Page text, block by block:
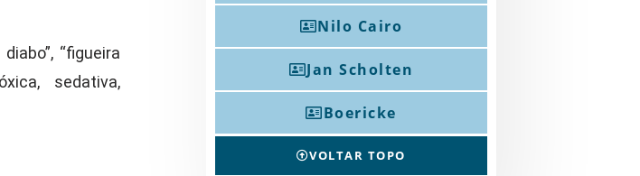
“figueira
sedativa,
Nilo Cairo
Jan Scholten
Boericke
VOLTAR TOPO